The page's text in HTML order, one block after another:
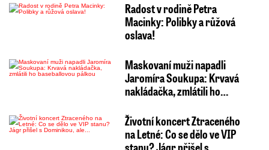
Radost v rodině Petra
Macinky: Polibky a růžová
oslava!
Maskovaní muži napadli
Jaromíra Soukupa: Krvavá
nakládačka, zmlátili ho…
Životní koncert Ztraceného
na Letné: Co se dělo ve VIP